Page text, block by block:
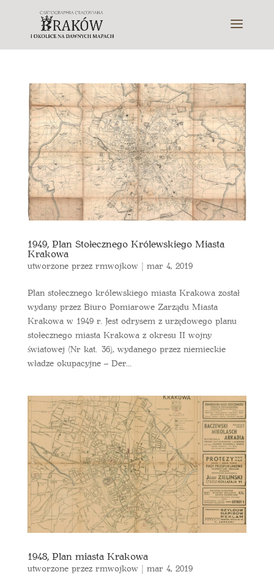
1949, Plan Stołecznego Królewskiego Miasta
Krakowa
utworzone przez rmwojkow | mar 4, 2019
Plan stołecznego królewskiego miasta Krakowa został
wydany przez Biuro Pomiarowe Zarządu Miasta
Krakowa w 1949 r. Jest odrysem z urzędowego planu
stołecznego miasta Krakowa z okresu II wojny
światowej (Nr kat. 36), wydanego przez niemieckie
władze okupacyjne – Der...
1948, Plan miasta Krakowa
utworzone przez rmwojkow | mar 4, 2019